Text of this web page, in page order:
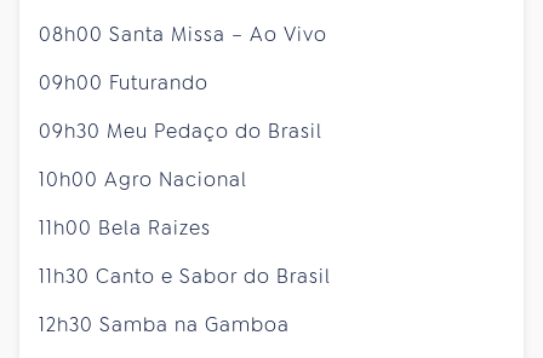
08h00 Santa Missa – Ao Vivo
09h00 Futurando
09h30 Meu Pedaço do Brasil
10h00 Agro Nacional
11h00 Bela Raizes
11h30 Canto e Sabor do Brasil
12h30 Samba na Gamboa